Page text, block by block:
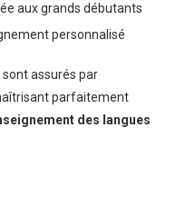
aux grands débutants
personnalisé
sont assurés par
parfaitement
des langues